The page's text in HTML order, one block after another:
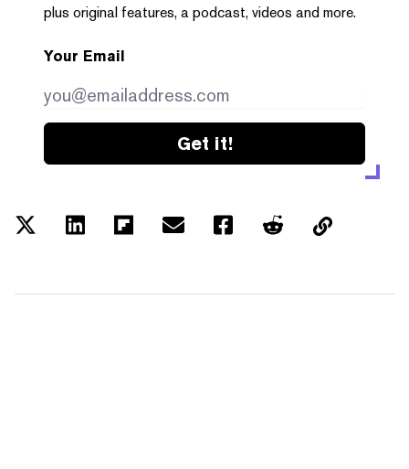
plus original features, a podcast, videos and more.
Your Email
Get it!